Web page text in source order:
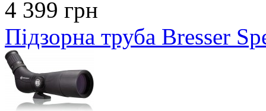
4 399 грн
Підзорна труба Bresser